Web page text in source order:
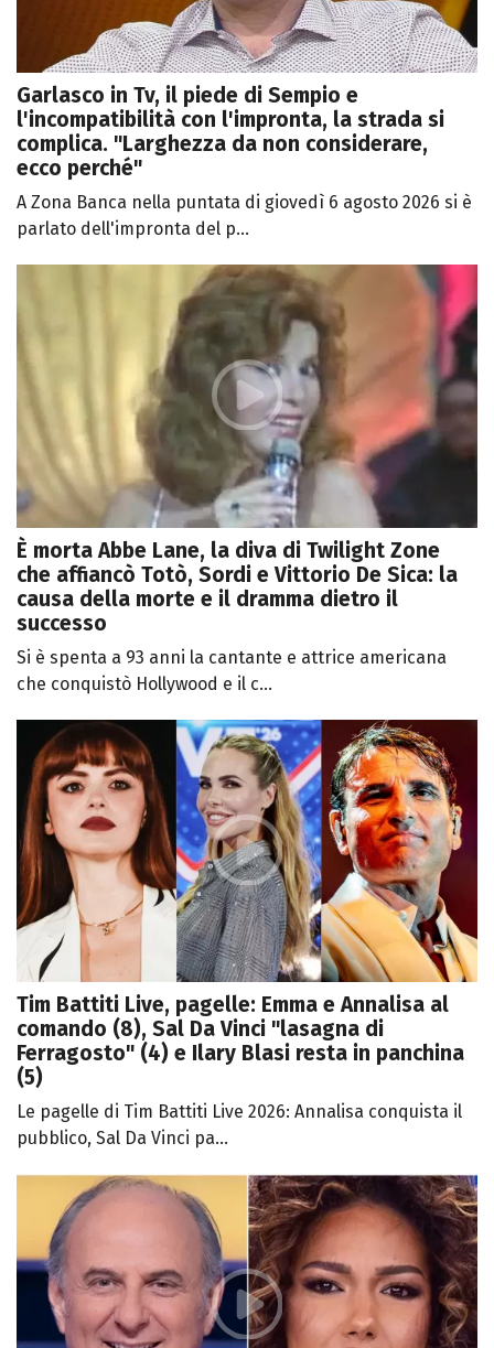
Garlasco in Tv, il piede di Sempio e
l'incompatibilità con l'impronta, la strada si
complica. "Larghezza da non considerare,
ecco perché"
A Zona Banca nella puntata di giovedì 6 agosto 2026 si è
parlato dell'impronta del p...
È morta Abbe Lane, la diva di Twilight Zone
che affiancò Totò, Sordi e Vittorio De Sica: la
causa della morte e il dramma dietro il
successo
Si è spenta a 93 anni la cantante e attrice americana
che conquistò Hollywood e il c...
Tim Battiti Live, pagelle: Emma e Annalisa al
comando (8), Sal Da Vinci "lasagna di
Ferragosto" (4) e Ilary Blasi resta in panchina
(5)
Le pagelle di Tim Battiti Live 2026: Annalisa conquista il
pubblico, Sal Da Vinci pa...